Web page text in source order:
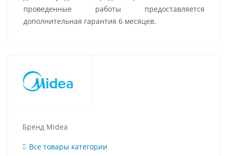
проведенные работы предоставляется
дополнительная гарантия 6 месяцев.
Бренд Midea
Все товары категории